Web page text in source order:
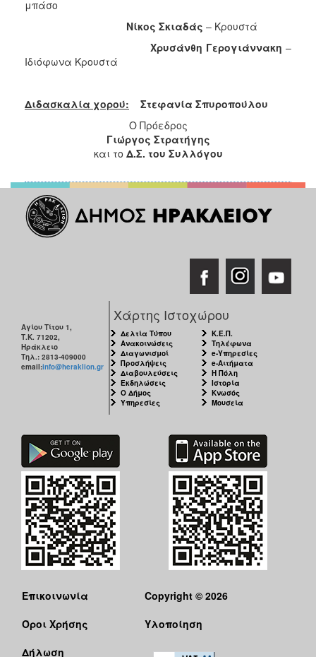
μπάσο
Νίκος Σκιαδάς – Κρουστά
Χρυσάνθη Γερογιάννακη –
Ιδιόφωνα Κρουστά
Διδασκαλία χορού: Στεφανία Σπυροπούλου
Ο Πρόεδρος
Γιώργος Στρατήγης
και το Δ.Σ. του Συλλόγου
Αγίου Τίτου 1,
Τ.Κ. 71202,
Ηράκλειο
Τηλ.: 2813-409000
email:info@heraklion.gr
Χάρτης Ιστοχώρου
Δελτία Τύπου
Ανακοινώσεις
Διαγωνισμοί
Προσλήψεις
Διαβουλεύσεις
Εκδηλώσεις
Ο Δήμος
Υπηρεσίες
Κ.Ε.Π.
Τηλέφωνα
e-Υπηρεσίες
e-Αιτήματα
Η Πόλη
Ιστορία
Κνωσός
Μουσεία
Επικοινωνία
Όροι Χρήσης
Δήλωση
Copyright © 2026
Υλοποίηση